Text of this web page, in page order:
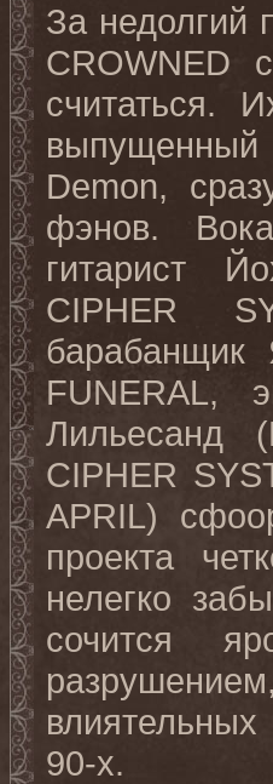
За недолгий
CROWNED
считаться.
выпущенный
Demon,
фэнов.
гитарист
CIPHER
барабанщик
FUNERAL,
Лильесанд
CIPHER
APRIL)
проекта
нелегко
сочится
90-х.